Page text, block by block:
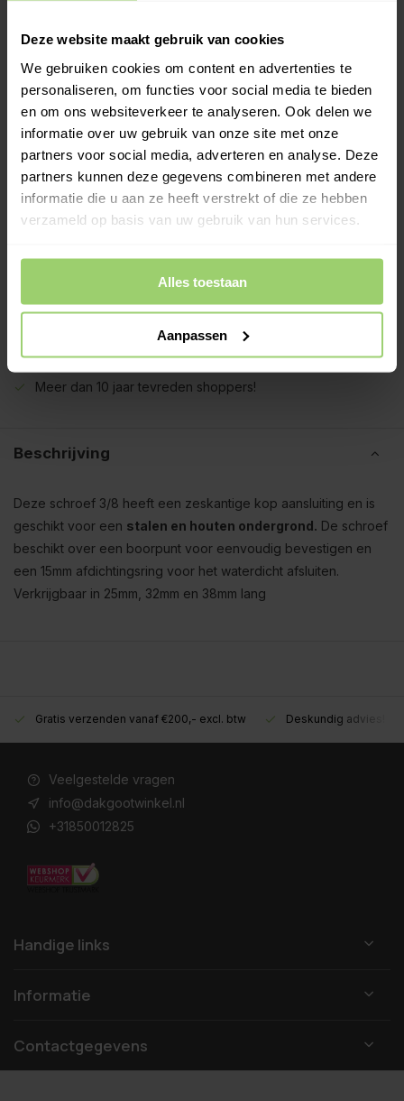
Deze website maakt gebruik van cookies
We gebruiken cookies om content en advertenties te
personaliseren, om functies voor social media te bieden
en om ons websiteverkeer te analyseren. Ook delen we
informatie over uw gebruik van onze site met onze
partners voor social media, adverteren en analyse. Deze
partners kunnen deze gegevens combineren met andere
informatie die u aan ze heeft verstrekt of die ze hebben
verzameld op basis van uw gebruik van hun services.
Alles toestaan
Aanpassen
- + In Winkelwagen
Deze boorschroef 3/8 heeft een zeskantige kop aansluiting
en is geschikt voor een stalen en houten ondergrond. De
schroef beschikt over een boorpunt voor eenvoudig
bevestigen en een 15mm afdichtingsring voor het waterdicht
afsluiten. Verkrijgbaar in 6,3 x
Meer informatie >
Gratis verzenden vanaf €200,- excl. btw
Betaal achteraf, geen aanbetaling!
Meer dan 10 jaar tevreden shoppers!
Beschrijving
Deze schroef 3/8 heeft een zeskantige kop aansluiting en is
geschikt voor een stalen en houten ondergrond. De schroef
beschikt over een boorpunt voor eenvoudig bevestigen en
een 15mm afdichtingsring voor het waterdicht afsluiten.
Verkrijgbaar in 25mm, 32mm en 38mm lang
Gratis verzenden vanaf €200,- excl. btw Deskundig advies!
Veelgestelde vragen
info@dakgootwinkel.nl
+31850012825
Handige links
Informatie
Contactgegevens